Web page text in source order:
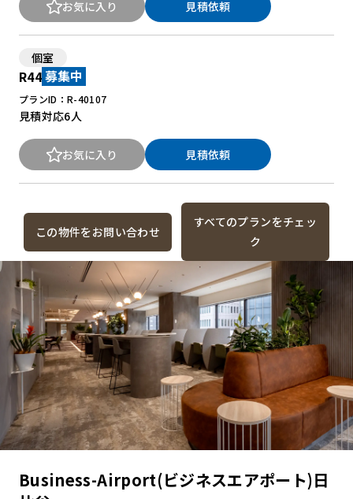
お気に入り 見積依頼
個室
R44 募集中
プランID：R-40107
見積対応6人
お気に入り 見積依頼
この物件をお問い合わせ
すべてのプランをチェッ
ク
Business-Airport(ビジネスエアポート)日